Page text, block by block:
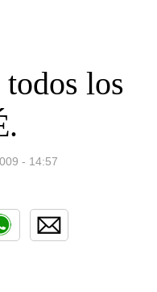
los
- 14:57